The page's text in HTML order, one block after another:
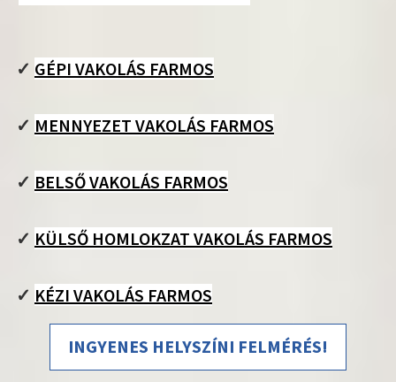
✓ GÉPI VAKOLÁS FARMOS
✓ MENNYEZET VAKOLÁS FARMOS
✓ BELSŐ VAKOLÁS FARMOS
✓ KÜLSŐ HOMLOKZAT VAKOLÁS FARMOS
✓ KÉZI VAKOLÁS FARMOS
INGYENES HELYSZÍNI FELMÉRÉS!